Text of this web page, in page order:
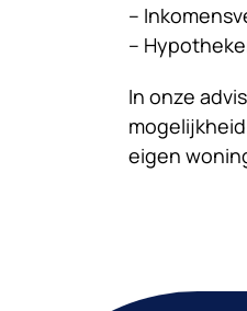
–
–
In onze
eigen